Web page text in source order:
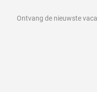
Ontvang de nieuwste